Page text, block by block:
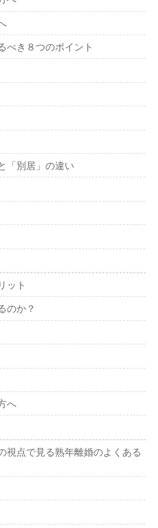
べき８つのポイント
「別居」の違い
ット
のか？
へ
視点で見る熟年離婚のよくある